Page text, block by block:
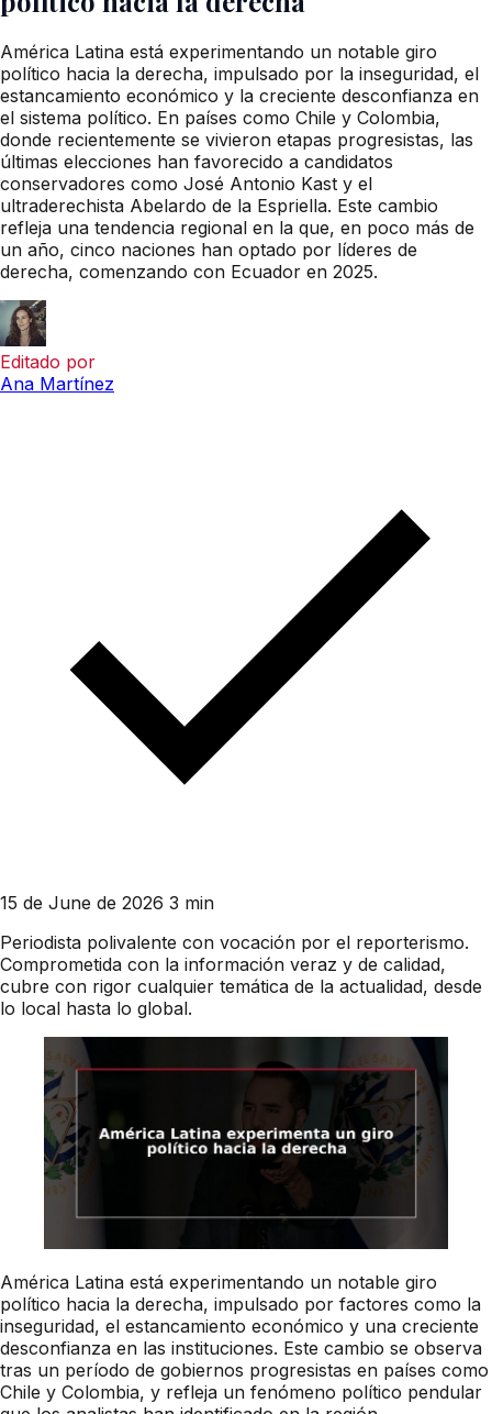
América Latina está experimentando un notable giro
político hacia la derecha, impulsado por la inseguridad, el
estancamiento económico y la creciente desconfianza en
el sistema político. En países como Chile y Colombia,
donde recientemente se vivieron etapas progresistas, las
últimas elecciones han favorecido a candidatos
conservadores como José Antonio Kast y el
ultraderechista Abelardo de la Espriella. Este cambio
refleja una tendencia regional en la que, en poco más de
un año, cinco naciones han optado por líderes de
derecha, comenzando con Ecuador en 2025.
Editado por
Ana Martínez
15 de June de 2026 3 min
Periodista polivalente con vocación por el reporterismo.
Comprometida con la información veraz y de calidad,
cubre con rigor cualquier temática de la actualidad, desde
lo local hasta lo global.
América Latina está experimentando un notable giro
político hacia la derecha, impulsado por factores como la
inseguridad, el estancamiento económico y una creciente
desconfianza en las instituciones. Este cambio se observa
tras un período de gobiernos progresistas en países como
Chile y Colombia, y refleja un fenómeno político pendular